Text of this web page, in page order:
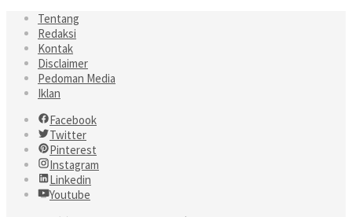
Tentang
Redaksi
Kontak
Disclaimer
Pedoman Media
Iklan
Facebook
Twitter
Pinterest
Instagram
Linkedin
Youtube